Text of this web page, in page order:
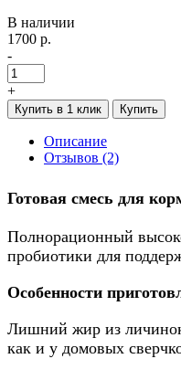
В наличии
1700 р.
-
+
Купить в 1 клик Купить
Описание
Отзывов (2)
Готовая смесь для
Полнорационный
пробиотики для
Особенности
Лишний жир из личинок
как и у домовых